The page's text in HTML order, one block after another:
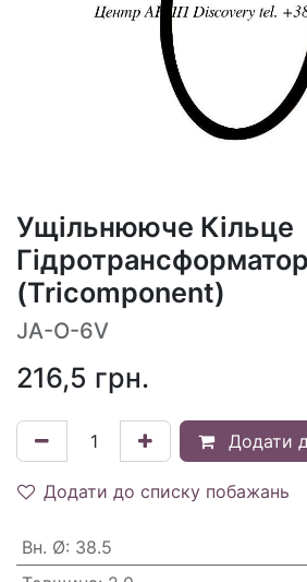
Ущільнююче Кільце
(Tricomponent)
JA-O-6V
216,5 грн.
Додати
Додати до списку побажань
Вн. Ø: 38.5